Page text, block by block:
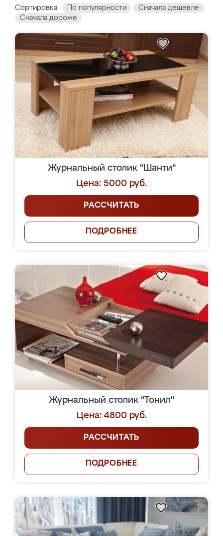
Сортировка: По популярности
Сначала дешевле
Сначала дороже
Журнальный столик "Шанти"
Цена: 5000 руб.
РАССЧИТАТЬ
ПОДРОБНЕЕ
Журнальный столик "Тонил"
Цена: 4800 руб.
РАССЧИТАТЬ
ПОДРОБНЕЕ